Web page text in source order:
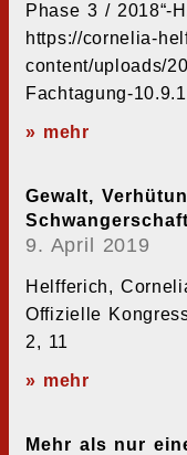
Phase 3 / 2018“-
https://cornelia-
content/uploads/
Fachtagung-
» mehr
Gewalt,
9. April 2019
Helfferich,
Offizielle
2, 11
» mehr
Mehr als nur